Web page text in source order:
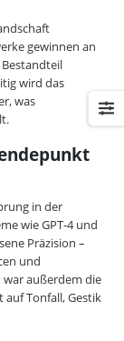
gewinnen an
wird das
was
in der
wie GPT-4 und
Präzision –
und
außerdem die
Tonfall, Gestik